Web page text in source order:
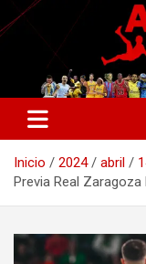
Saltar
al
Agente
La nueva
Inicio 2024 abril
Previa Real